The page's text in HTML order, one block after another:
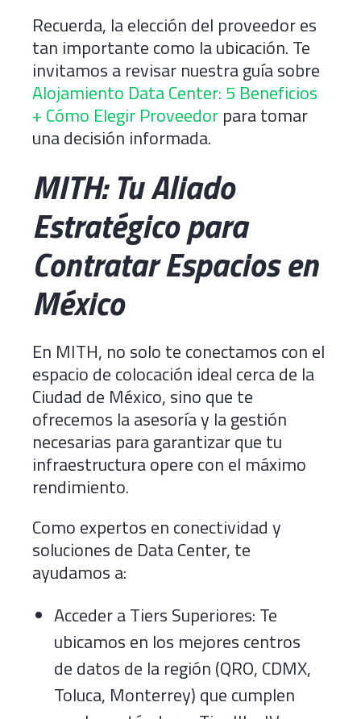
Recuerda, la elección del proveedor es
tan importante como la ubicación. Te
invitamos a revisar nuestra guía sobre
Alojamiento Data Center: 5 Beneficios
+ Cómo Elegir Proveedor para tomar
una decisión informada.
MITH: Tu Aliado
Estratégico para
Contratar Espacios en
México
En MITH, no solo te conectamos con el
espacio de colocación ideal cerca de la
Ciudad de México, sino que te
ofrecemos la asesoría y la gestión
necesarias para garantizar que tu
infraestructura opere con el máximo
rendimiento.
Como expertos en conectividad y
soluciones de Data Center, te
ayudamos a:
Acceder a Tiers Superiores: Te
ubicamos en los mejores centros
de datos de la región (QRO, CDMX,
Toluca, Monterrey) que cumplen